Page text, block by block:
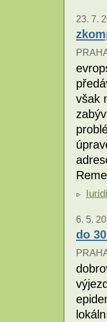
23. 7.
však
6. 5.
do